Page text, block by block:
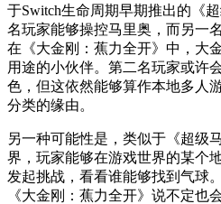
于Switch生命周期早期推出的《
名玩家能够操控马里奥，而另一
在《大金刚：蕉力全开》中，大
用途的小伙伴。第二名玩家或许
色，但这依然能够算作本地多人
分类的缘由。
另一种可能性是，类似于《超级
界，玩家能够在游戏世界的某个
发起挑战，看看谁能够找到气球
《大金刚：蕉力全开》说不定也